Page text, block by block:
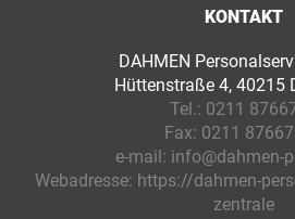
KONTAKT
DAHMEN
Hüttenstraße 4, 40215
Tel.: 0211
Fax: 0211
e-mail: info@dahmen-
Webadresse: https://dahmen-
zentrale